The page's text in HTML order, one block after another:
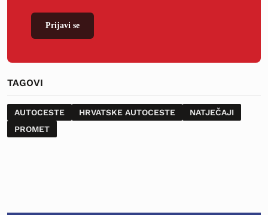
Prijavi se
TAGOVI
AUTOCESTE HRVATSKE AUTOCESTE
NATJEČAJI
PROMET